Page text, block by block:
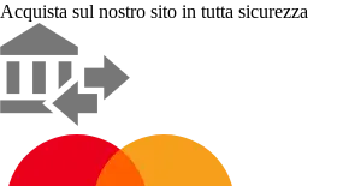
Acquista sul nostro sito in tutta sicurezza